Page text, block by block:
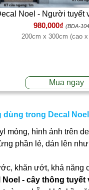
Noel - Người tuyết
980,000₫ (BDA-
200cm x 300cm (cao x
Mua ngay
dùng trong Decal
mỏng, hình ảnh trên
phần lẻ, dán lên
khăn ướt, khả năng
Noel - cây thông tuyết